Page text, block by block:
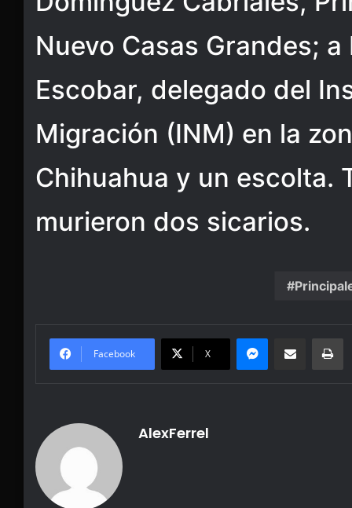
Nuevo Casas Grandes;
Escobar, delegado del
Migración (INM) en la
Chihuahua y un escolta.
murieron dos sicarios.
Facebook X
Messenger
Share via Email
AlexFerrel